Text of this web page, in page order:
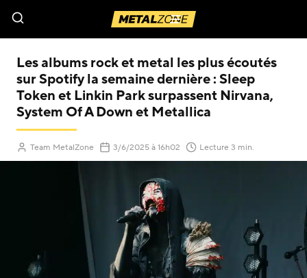
Menu
Les albums rock et metal les plus écoutés
sur Spotify la semaine dernière : Sleep
Token et Linkin Park surpassent Nirvana,
System Of A Down et Metallica
Team MetalZone 3/6/2025(Mis à jour le )
à 16h02 Lecture 3 min.